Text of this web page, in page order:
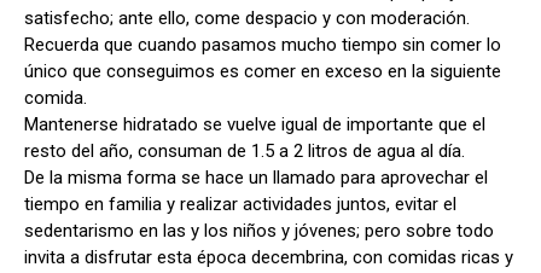
satisfecho; ante ello, come despacio y con moderación.
Recuerda que cuando pasamos mucho tiempo sin comer lo
único que conseguimos es comer en exceso en la siguiente
comida.
Mantenerse hidratado se vuelve igual de importante que el
resto del año, consuman de 1.5 a 2 litros de agua al día.
De la misma forma se hace un llamado para aprovechar el
tiempo en familia y realizar actividades juntos, evitar el
sedentarismo en las y los niños y jóvenes; pero sobre todo
invita a disfrutar esta época decembrina, con comidas ricas y